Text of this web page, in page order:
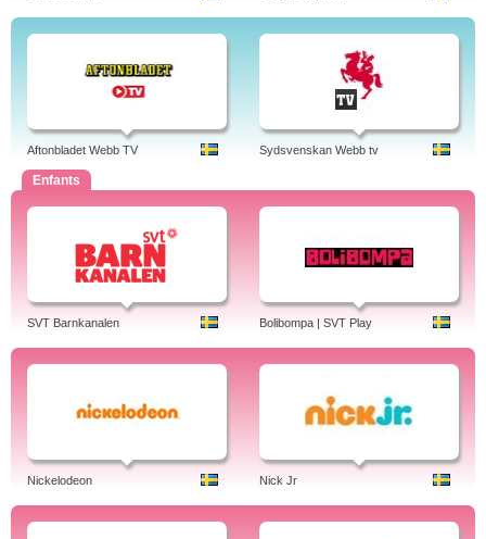
Aftonbladet Webb TV Sydsvenskan Webb tv
Enfants
SVT Barnkanalen Bolibompa | SVT Play
Nickelodeon Nick Jr